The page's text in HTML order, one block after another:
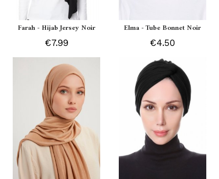
Farah - Hijab Jersey Noir
€7.99
Elma - Tube Bonnet Noir
€4.50